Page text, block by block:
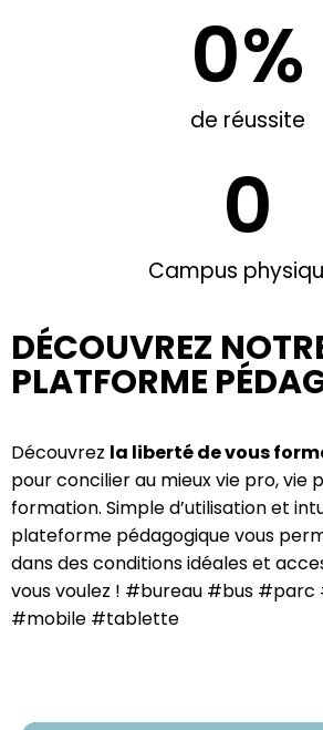
de réussite
0%
Campus
0
DÉCOUVREZ
PLATFORME
Découvrez la liberté de vous
pour concilier au mieux vie pro, vie
formation. Simple d’utilisation et
plateforme pédagogique vous
dans des conditions idéales et
vous voulez ! #bureau #bus
#mobile #tablette